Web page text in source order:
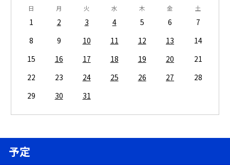
日 月 火 水 木 金 土
1 2 3 4 5 6
7
8
9 10 11 12 13
14
15
16 17 18 19 20
21
22
23 24 25 26 27
28
29
30 31
予定